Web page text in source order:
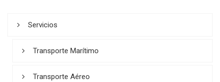
Servicios
Transporte Marítimo
Transporte Aéreo